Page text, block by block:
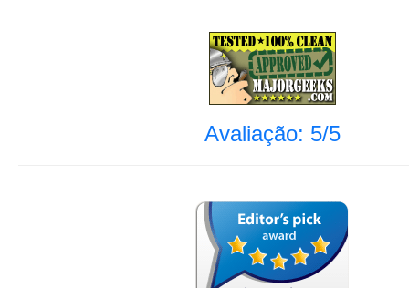
Avaliação: 5/5